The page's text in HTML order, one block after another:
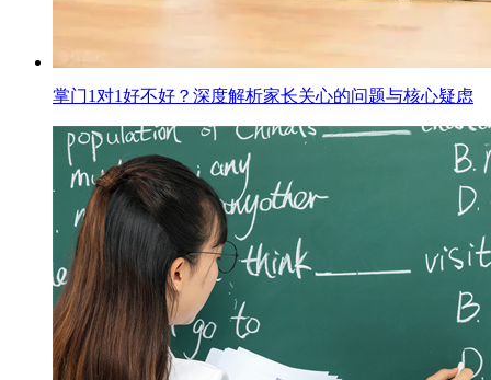
掌门1对1好不好？深度解析家长关心的问题与核心疑虑